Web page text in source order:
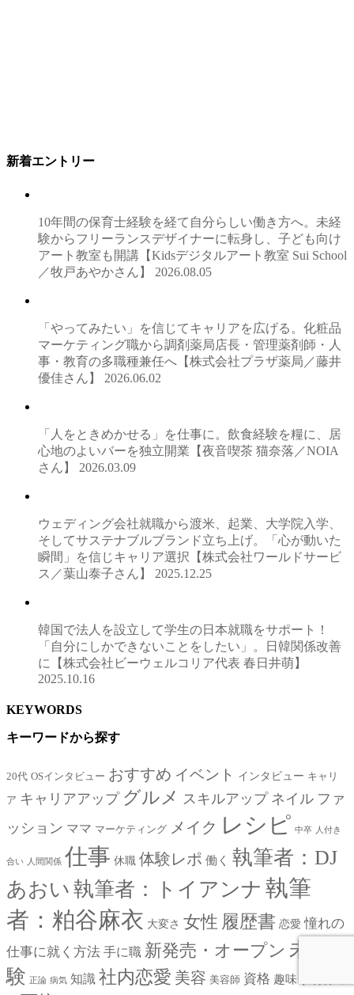
新着エントリー
10年間の保育士経験を経て自分らしい働き方へ。未経
験からフリーランスデザイナーに転身し、子ども向け
アート教室も開講【Kidsデジタルアート教室 Sui School
／牧戸あやかさん】 2026.08.05
「やってみたい」を信じてキャリアを広げる。化粧品
マーケティング職から調剤薬局店長・管理薬剤師・人
事・教育の多職種兼任へ【株式会社プラザ薬局／藤井
優佳さん】 2026.06.02
「人をときめかせる」を仕事に。飲食経験を糧に、居
心地のよいバーを独立開業【夜音喫茶 猫奈落／NOIA
さん】 2026.03.09
ウェディング会社就職から渡米、起業、大学院入学、
そしてサステナブルブランド立ち上げ。「心が動いた
瞬間」を信じキャリア選択【株式会社ワールドサービ
ス／葉山泰子さん】 2025.12.25
韓国で法人を設立して学生の日本就職をサポート！
「自分にしかできないことをしたい」。日韓関係改善
に【株式会社ビーウェルコリア代表 春日井萌】
2025.10.16
KEYWORDS
キーワードから探す
20代 OSインタビュー おすすめ イベント インタビュー キャリ
ア キャリアアップ グルメ スキルアップ ネイル ファ
ッション ママ マーケティング メイク レシピ 中卒 人付き
合い 人間関係 仕事 休職 体験レポ 働く 執筆者：DJ
あおい 執筆者：トイアンナ 執筆
者：粕谷麻衣 大変さ 女性 履歴書 恋愛 憧れの
仕事に就く方法 手に職 新発売・オープン 未経
験 正論 病気 知識 社内恋愛 美容 美容師 資格 趣味